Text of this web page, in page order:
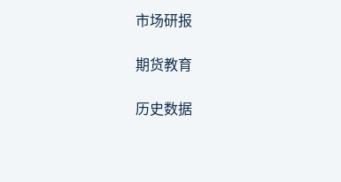
市场研报
期货教育
历史数据